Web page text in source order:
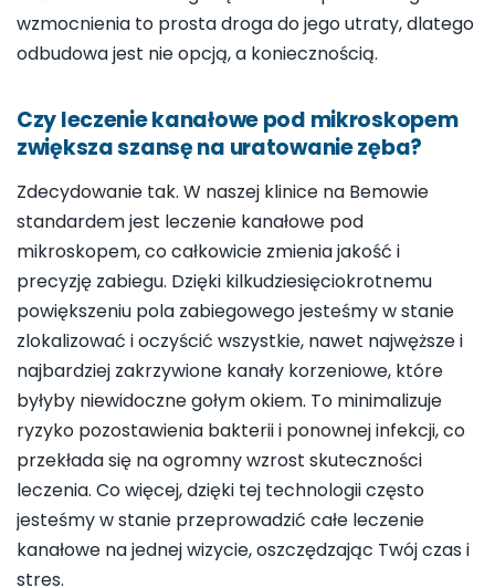
wzmocnienia to prosta droga do jego utraty, dlatego
odbudowa jest nie opcją, a koniecznością.
Czy leczenie kanałowe pod mikroskopem
zwiększa szansę na uratowanie zęba?
Zdecydowanie tak. W naszej klinice na Bemowie
standardem jest leczenie kanałowe pod
mikroskopem, co całkowicie zmienia jakość i
precyzję zabiegu. Dzięki kilkudziesięciokrotnemu
powiększeniu pola zabiegowego jesteśmy w stanie
zlokalizować i oczyścić wszystkie, nawet najwęższe i
najbardziej zakrzywione kanały korzeniowe, które
byłyby niewidoczne gołym okiem. To minimalizuje
ryzyko pozostawienia bakterii i ponownej infekcji, co
przekłada się na ogromny wzrost skuteczności
leczenia. Co więcej, dzięki tej technologii często
jesteśmy w stanie przeprowadzić całe leczenie
kanałowe na jednej wizycie, oszczędzając Twój czas i
stres.